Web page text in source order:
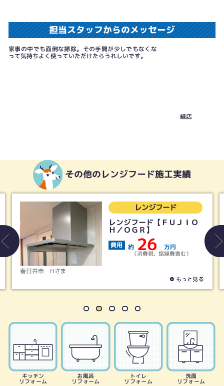
担当スタッフからのメッセージ
家事の中でも面倒な掃除。その手間が少しでもなくな
って気持ちよく使っていただけたらうれしいです。
緑店
その他のレンジフード施工実績
春日井市 Hさま
レンジフード
レンジフード【ＦＵＪＩＯ
Ｈ／ＯＧＲ】
費用 約 26 万円
（消費税、諸経費含む）
もっと見る
キッチン
リフォーム
お風呂
リフォーム
トイレ
リフォーム
洗面
リフォーム